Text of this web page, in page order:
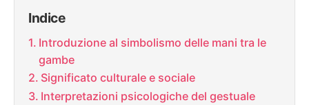
Indice
Introduzione al simbolismo delle mani tra le
gambe
Significato culturale e sociale
Interpretazioni psicologiche del gestuale